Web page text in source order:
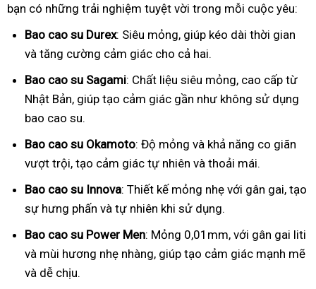
bạn có những trải nghiệm tuyệt vời trong mỗi cuộc yêu:
Bao cao su Durex: Siêu mỏng, giúp kéo dài thời gian
và tăng cường cảm giác cho cả hai.
Bao cao su Sagami: Chất liệu siêu mỏng, cao cấp từ
Nhật Bản, giúp tạo cảm giác gần như không sử dụng
bao cao su.
Bao cao su Okamoto: Độ mỏng và khả năng co giãn
vượt trội, tạo cảm giác tự nhiên và thoải mái.
Bao cao su Innova: Thiết kế mỏng nhẹ với gân gai, tạo
sự hưng phấn và tự nhiên khi sử dụng.
Bao cao su Power Men: Mỏng 0,01mm, với gân gai liti
và mùi hương nhẹ nhàng, giúp tạo cảm giác mạnh mẽ
và dễ chịu.